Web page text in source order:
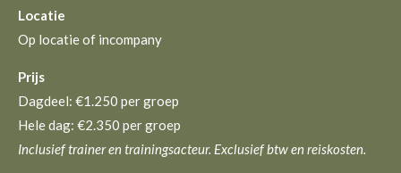
Locatie
Op locatie of incompany
Prijs
Dagdeel: €1.250 per groep
Hele dag: €2.350 per groep
Inclusief trainer en trainingsacteur. Exclusief btw en reiskosten.